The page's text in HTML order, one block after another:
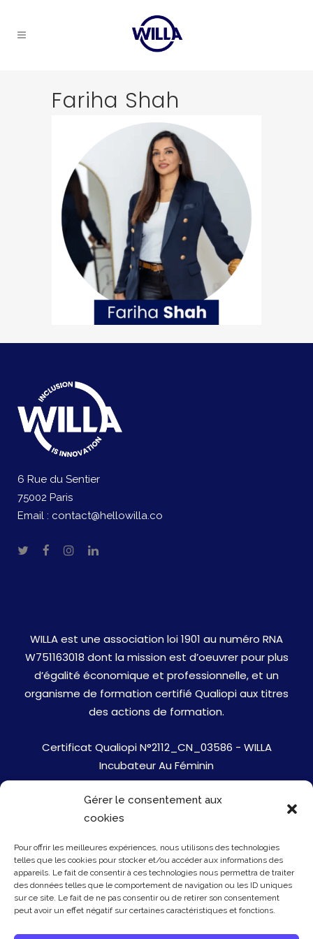
Gérer le consentement aux
cookies
Pour offrir les meilleures expériences, nous utilisons des technologies
telles que les cookies pour stocker et/ou accéder aux informations des
appareils. Le fait de consentir à ces technologies nous permettra de traiter
des données telles que le comportement de navigation ou les ID uniques
sur ce site. Le fait de ne pas consentir ou de retirer son consentement
peut avoir un effet négatif sur certaines caractéristiques et fonctions.
Fariha Shah
6 Rue du Sentier
75002 Paris
Email : contact@hellowilla.co
WILLA est une association loi 1901 au numéro RNA
W751163018 dont la mission est d’oeuvrer pour plus
d’égalité économique et professionnelle, et un
organisme de formation certifié Qualiopi aux titres
des actions de formation.
Certificat Qualiopi N°2112_CN_03586 - WILLA
Incubateur Au Féminin
Jobs
Mentions Légales
Politique de cookies
Presse